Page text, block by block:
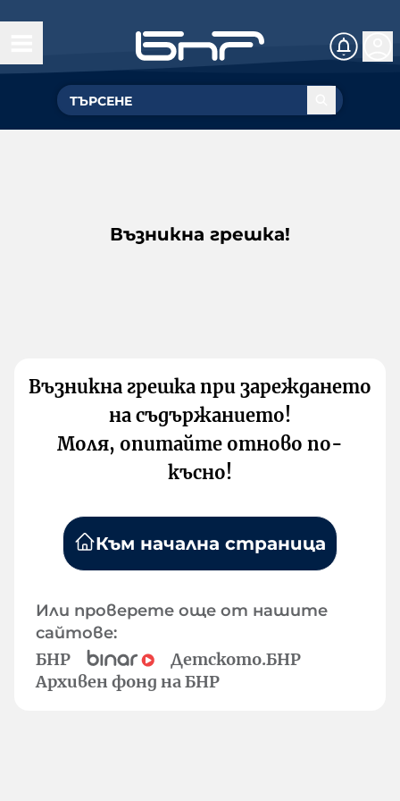
Възникна грешка!
Възникна грешка при зареждането
на съдържанието!
Моля, опитайте отново по-
късно!
Към начална страница
Или проверете още от нашите
сайтове:
БНР
Детското.БНР
Архивен фонд на БНР